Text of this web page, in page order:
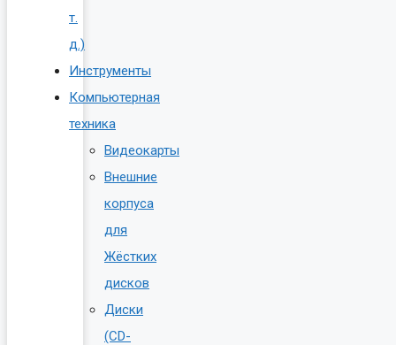
т.
д.)
Инструменты
Компьютерная
техника
Видеокарты
Внешние
корпуса
для
Жёстких
дисков
Диски
(CD-